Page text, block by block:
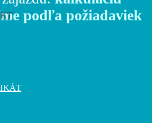
podľa požiadaviek